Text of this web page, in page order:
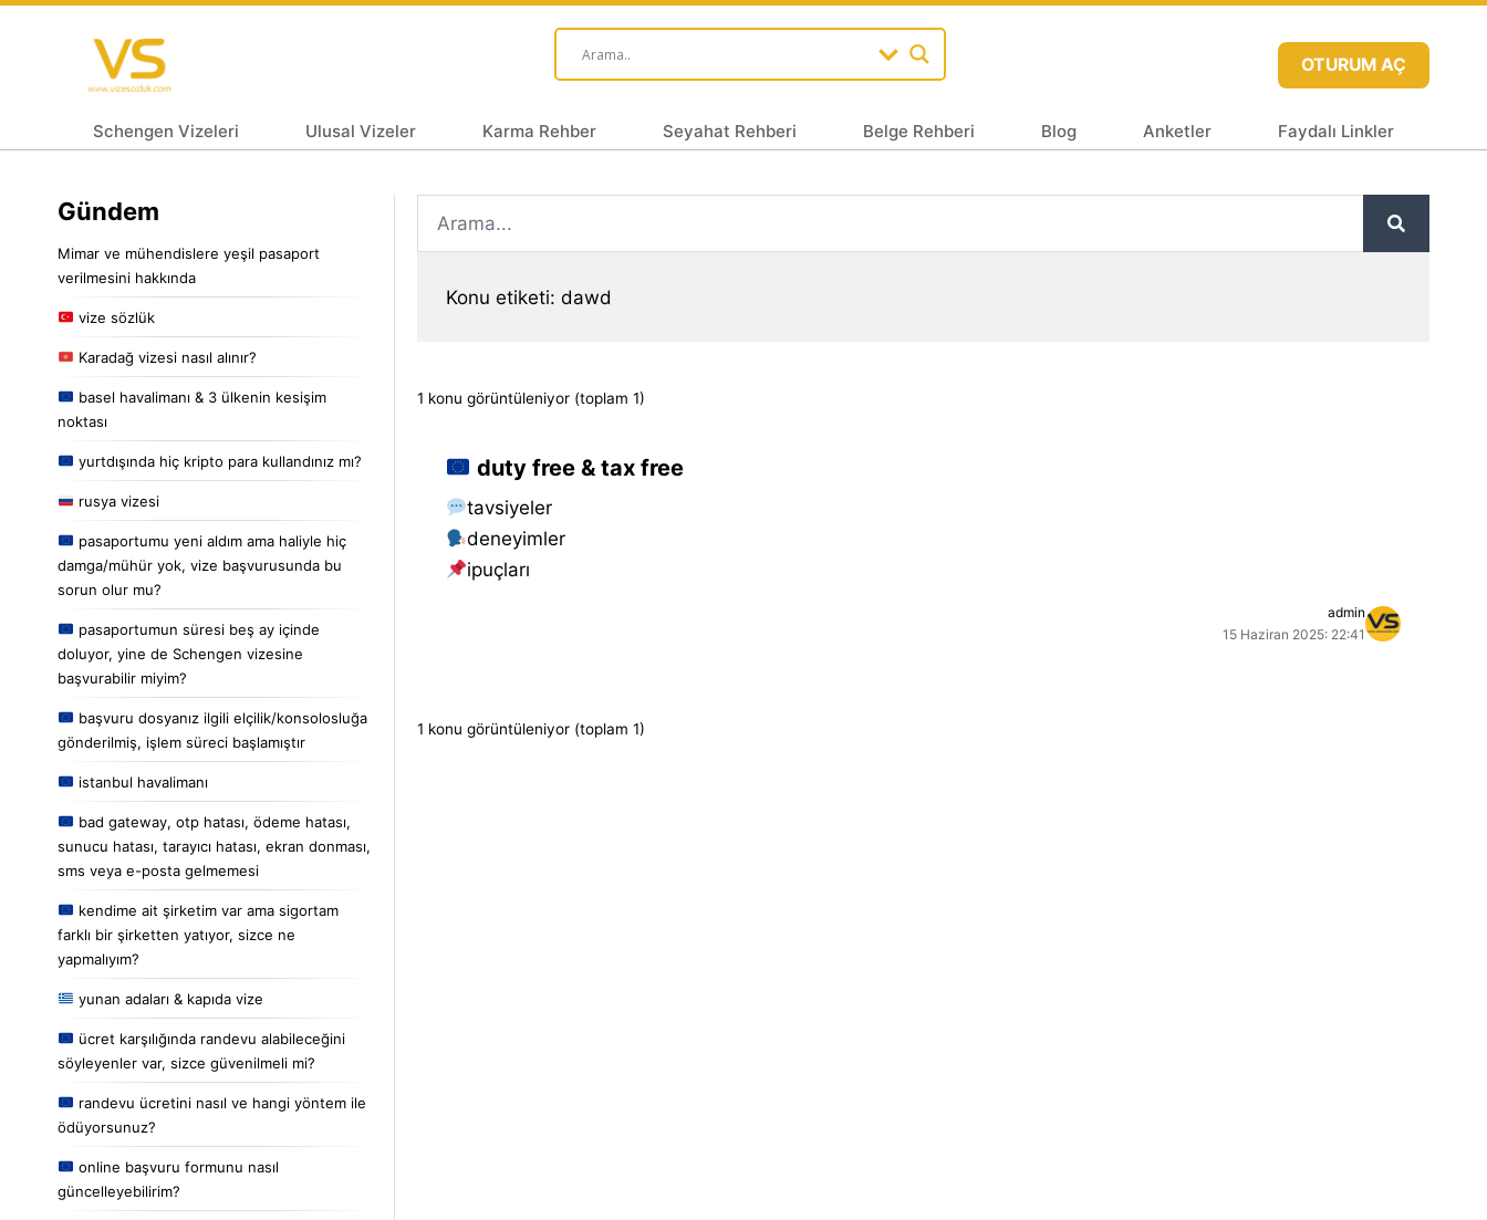
OTURUM AÇ
Schengen Vizeleri Ulusal Vizeler Karma Rehber Seyahat Rehberi Belge Rehberi Blog Anketler Faydalı Linkler
Gündem
Mimar ve mühendislere yeşil pasaport
verilmesini hakkında
vize sözlük
Karadağ vizesi nasıl alınır?
basel havalimanı & 3 ülkenin kesişim
noktası
yurtdışında hiç kripto para kullandınız mı?
rusya vizesi
pasaportumu yeni aldım ama haliyle hiç
damga/mühür yok, vize başvurusunda bu
sorun olur mu?
pasaportumun süresi beş ay içinde
doluyor, yine de Schengen vizesine
başvurabilir miyim?
başvuru dosyanız ilgili elçilik/konsolosluğa
gönderilmiş, işlem süreci başlamıştır
istanbul havalimanı
bad gateway, otp hatası, ödeme hatası,
sunucu hatası, tarayıcı hatası, ekran donması,
sms veya e-posta gelmemesi
kendime ait şirketim var ama sigortam
farklı bir şirketten yatıyor, sizce ne
yapmalıyım?
yunan adaları & kapıda vize
ücret karşılığında randevu alabileceğini
söyleyenler var, sizce güvenilmeli mi?
randevu ücretini nasıl ve hangi yöntem ile
ödüyorsunuz?
online başvuru formunu nasıl
güncelleyebilirim?
Konu etiketi: dawd
1 konu görüntüleniyor (toplam 1)
duty free & tax free
tavsiyeler
deneyimler
i̇puçları
admin
15 Haziran 2025: 22:41
1 konu görüntüleniyor (toplam 1)